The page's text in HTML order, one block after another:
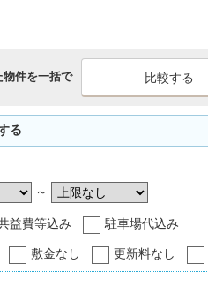
物件を一括で
る
～
益費等込み 駐車場代込み
敷金なし 更新料なし